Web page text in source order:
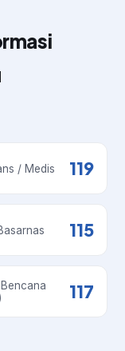
/ Medis 119
115
117